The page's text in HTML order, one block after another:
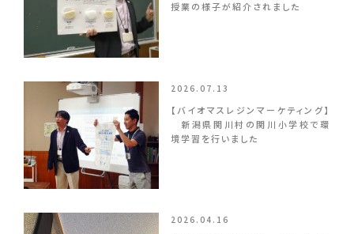
授業の様子が紹介されました
2026.07.13
【バイオマスレジンマーケティング】
新潟県関川村の関川小学校で環
境学習を行いました
2026.04.16